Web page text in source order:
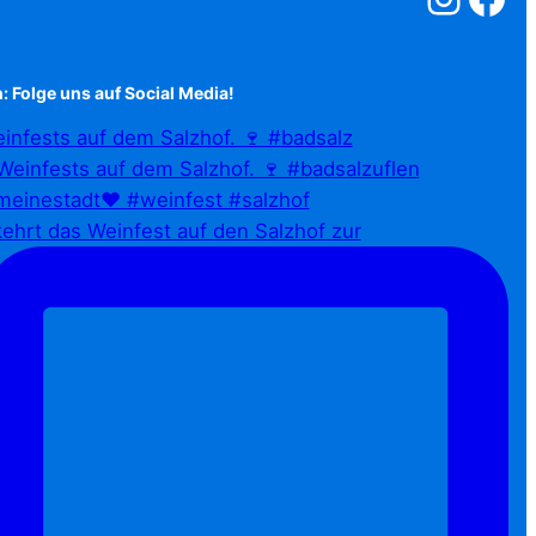
Folge uns auf Social Media!
auf dem Salzhof. 🍷 #badsalz
das Weinfest auf den Salzhof zur